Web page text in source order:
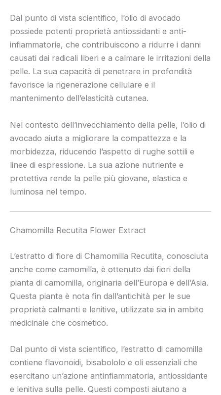
Dal punto di vista scientifico, l’olio di avocado
possiede potenti proprietà antiossidanti e anti-
infiammatorie, che contribuiscono a ridurre i danni
causati dai radicali liberi e a calmare le irritazioni della
pelle. La sua capacità di penetrare in profondità
favorisce la rigenerazione cellulare e il
mantenimento dell’elasticità cutanea.
Nel contesto dell’invecchiamento della pelle, l’olio di
avocado aiuta a migliorare la compattezza e la
morbidezza, riducendo l’aspetto di rughe sottili e
linee di espressione. La sua azione nutriente e
protettiva rende la pelle più giovane, elastica e
luminosa nel tempo.
Chamomilla Recutita Flower Extract
L’estratto di fiore di Chamomilla Recutita, conosciuta
anche come camomilla, è ottenuto dai fiori della
pianta di camomilla, originaria dell’Europa e dell’Asia.
Questa pianta è nota fin dall’antichità per le sue
proprietà calmanti e lenitive, utilizzate sia in ambito
medicinale che cosmetico.
Dal punto di vista scientifico, l’estratto di camomilla
contiene flavonoidi, bisabololo e oli essenziali che
esercitano un’azione antinfiammatoria, antiossidante
e lenitiva sulla pelle. Questi composti aiutano a